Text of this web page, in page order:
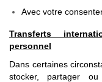
Avec votre
Transferts
personnel
Dans certaines
stocker, partager